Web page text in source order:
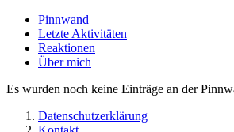
Pinnwand
Letzte Aktivitäten
Reaktionen
Über mich
Es wurden noch keine Einträge an der
Datenschutzerklärung